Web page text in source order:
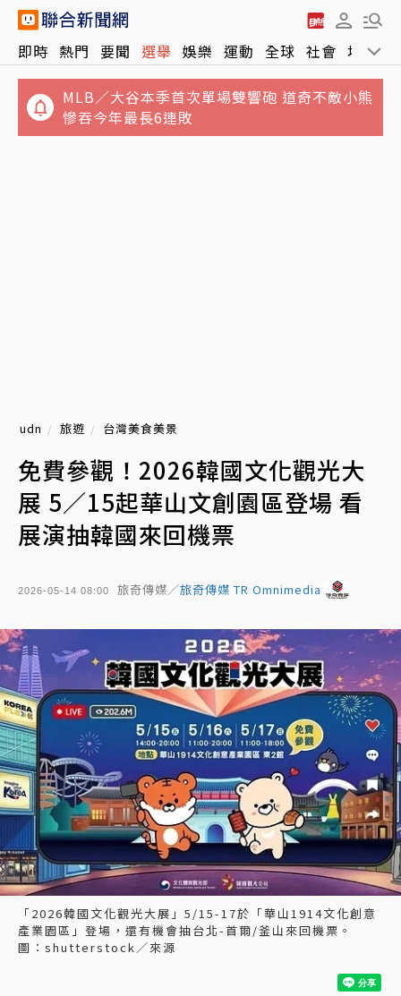
即時 熱門 要聞 選舉 娛樂 運動 全球 社會 地方
慘吞今年最長6連敗
今關公生迎立秋…專家示警「2類人」拜了沒
用 還恐招厄
udn 旅遊 台灣美食美景
免費參觀！2026韓國文化觀光大
展 5／15起華山文創園區登場 看
展演抽韓國來回機票
2026-05-14 08:00 旅奇傳媒／旅奇傳媒 TR Omnimedia
「2026韓國文化觀光大展」5/15-17於「華山1914文化創意
產業園區」登場，還有機會抽台北-首爾/釜山來回機票。
圖：shutterstock／來源